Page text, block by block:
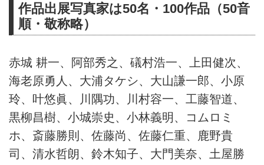
作品出展写真家は50名・100作品（50音
順・敬称略）
赤城 耕一、阿部秀之、礒村浩一、上田健次、
海老原勇人、大浦タケシ、大山謙一郎、小原
玲、叶悠眞、川隅功、川村容一、工藤智道、
黒柳昌樹、小城崇史、小林義明、コムロミ
ホ、斎藤勝則、佐藤尚、佐藤仁重、鹿野貴
司、清水哲朗、鈴木知子、大門美奈、土屋勝